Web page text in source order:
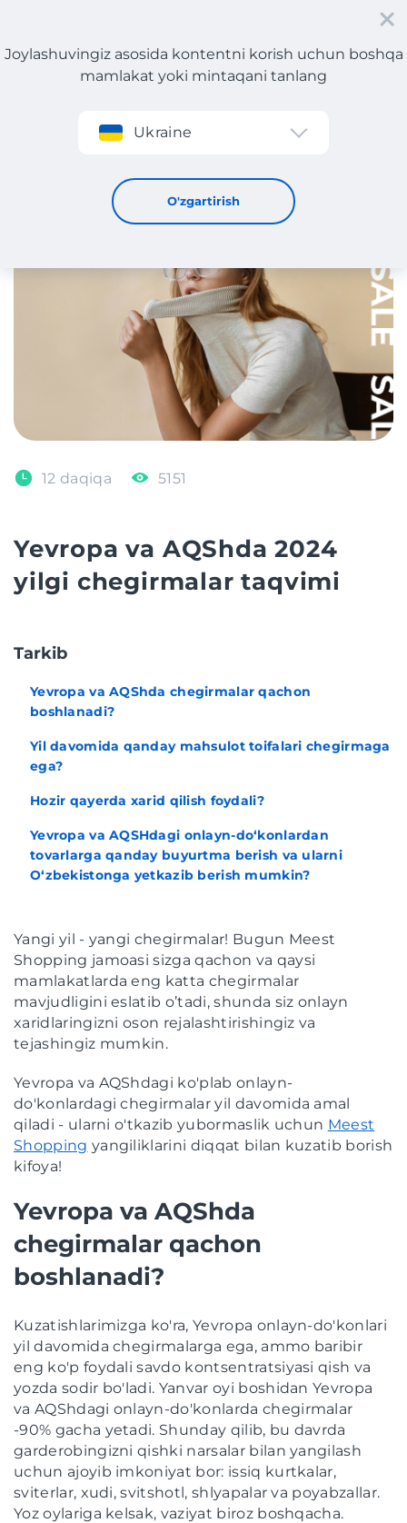
Roʻyxatdan oʻtish
Joylashuvingiz asosida kontentni korish uchun boshqa
mamlakat yoki mintaqani tanlang
Ukraine
O'zgartirish
Yevropa va AQShda 2024 yilgi chegirmalar taqvimi
12 daqiqa 5151
Yevropa va AQShda 2024
yilgi chegirmalar taqvimi
Tarkib
Yevropa va AQShda chegirmalar qachon
boshlanadi?
Yil davomida qanday mahsulot toifalari chegirmaga
ega?
Hozir qayerda xarid qilish foydali?
Yevropa va AQSHdagi onlayn-do‘konlardan
tovarlarga qanday buyurtma berish va ularni
O‘zbekistonga yetkazib berish mumkin?
Yangi yil - yangi chegirmalar! Bugun Meest
Shopping jamoasi sizga qachon va qaysi
mamlakatlarda eng katta chegirmalar
mavjudligini eslatib o’tadi, shunda siz onlayn
xaridlaringizni oson rejalashtirishingiz va
tejashingiz mumkin.
Yevropa va AQShdagi ko'plab onlayn-
do'konlardagi chegirmalar yil davomida amal
qiladi - ularni o'tkazib yubormaslik uchun Meest
Shopping yangiliklarini diqqat bilan kuzatib borish
kifoya!
Yevropa va AQShda
chegirmalar qachon
boshlanadi?
Kuzatishlarimizga ko'ra, Yevropa onlayn-do'konlari
yil davomida chegirmalarga ega, ammo baribir
eng ko'p foydali savdo kontsentratsiyasi qish va
yozda sodir bo'ladi. Yanvar oyi boshidan Yevropa
va AQShdagi onlayn-do'konlarda chegirmalar
-90% gacha yetadi. Shunday qilib, bu davrda
garderobingizni qishki narsalar bilan yangilash
uchun ajoyib imkoniyat bor: issiq kurtkalar,
sviterlar, xudi, svitshotl, shlyapalar va poyabzallar.
Yoz oylariga kelsak, vaziyat biroz boshqacha.